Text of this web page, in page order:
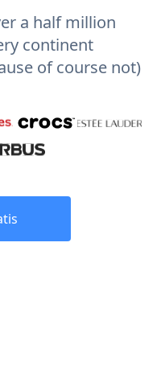
a half million
continent
of course not)